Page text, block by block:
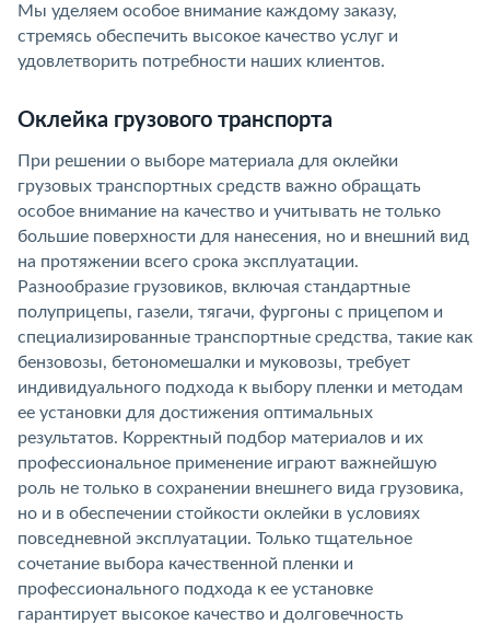
Мы уделяем особое внимание каждому заказу,
стремясь обеспечить высокое качество услуг и
удовлетворить потребности наших клиентов.
Оклейка грузового транспорта
При решении о выборе материала для оклейки
грузовых транспортных средств важно обращать
особое внимание на качество и учитывать не только
большие поверхности для нанесения, но и внешний вид
на протяжении всего срока эксплуатации.
Разнообразие грузовиков, включая стандартные
полуприцепы, газели, тягачи, фургоны с прицепом и
специализированные транспортные средства, такие как
бензовозы, бетономешалки и муковозы, требует
индивидуального подхода к выбору пленки и методам
ее установки для достижения оптимальных
результатов. Корректный подбор материалов и их
профессиональное применение играют важнейшую
роль не только в сохранении внешнего вида грузовика,
но и в обеспечении стойкости оклейки в условиях
повседневной эксплуатации. Только тщательное
сочетание выбора качественной пленки и
профессионального подхода к ее установке
гарантирует высокое качество и долговечность